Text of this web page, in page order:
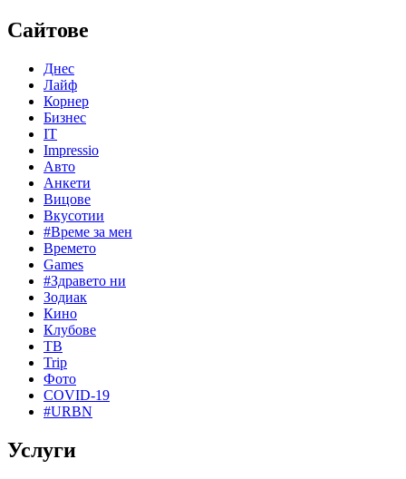
Сайтове
Днес
Лайф
Корнер
Бизнес
IT
Impressio
Авто
Анкети
Вицове
Вкусотии
#Време за мен
Времето
Games
#Здравето ни
Зодиак
Кино
Клубове
ТВ
Trip
Фото
COVID-19
#URBN
Услуги